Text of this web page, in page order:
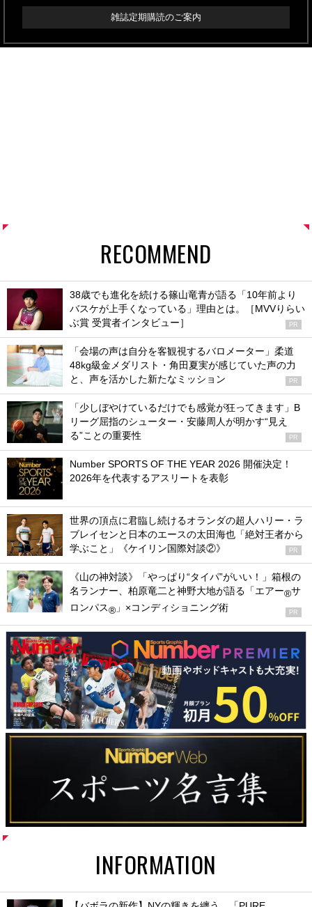
雑誌定期購読のご案内
RECOMMEND
38歳でも進化を続ける篠山竜青が語る「10年前より
バスケが上手くなっている」理由とは。［MVVりらい
ぶ賞 受賞者インタビュー］
PR
「会場の声は自分を客観視するバロメーター」柔道
48kg級金メダリスト・角田夏実が感じていた声の力
と、声を活かした新たなミッション
PR
「少しぼやけているだけでも感覚が狂ってきます」B
リーグ屈指のシューター・安藤周人が明かす“見え
る”ことの重要性
PR
Number SPORTS OF THE YEAR 2026 開催決定！
2026年を代表するアスリートを表彰
世界の頂点に君臨し続けるオランダの超人ハリー・ラ
ブレイセンと日本のエースの太田海也「絶対王者から
学ぶこと」《ケイリン国際対談②》
PR
《山の神対談》「やっぱり“タイパ”がいい！」箱根の
名ランナー、柏原竜二と神野大地が語る「エアー®サ
ロンパス® 」×コンディショニング術 PR
INFORMATION